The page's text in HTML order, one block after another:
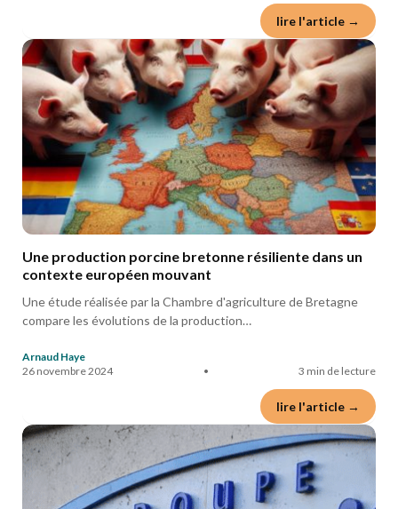
lire l'article →
Une production porcine bretonne résiliente dans un
contexte européen mouvant
Une étude réalisée par la Chambre d'agriculture de Bretagne
compare les évolutions de la production…
Arnaud Haye
26 novembre 2024
• 3 min de lecture
lire l'article →